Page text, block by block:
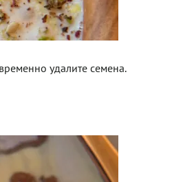
удалите семена.